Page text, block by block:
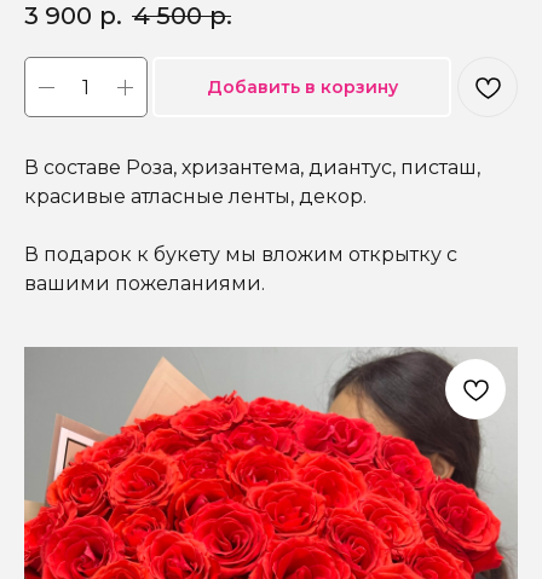
3 900 р. 4 500 р.
Добавить в корзину
В составе Роза, хризантема, диантус, писташ,
красивые атласные ленты, декор.
В подарок к букету мы вложим открытку с
вашими пожеланиями.